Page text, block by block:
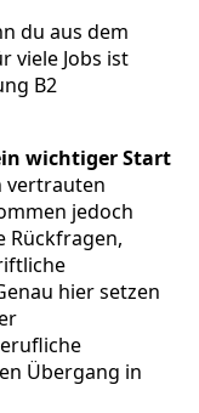
du aus dem
viele Jobs ist
B2
wichtiger Start
vertrauten
jedoch
Rückfragen,
hier setzen
Übergang in